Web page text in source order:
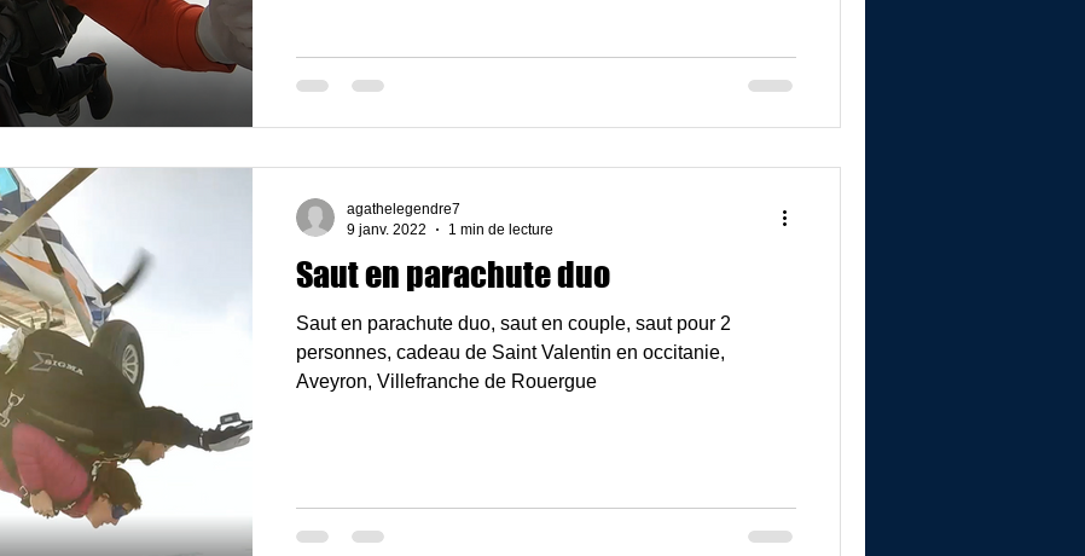
Saut en parachute duo
Saut en parachute duo, saut en couple, saut pour 2
personnes, cadeau de Saint Valentin en occitanie,
Aveyron, Villefranche de Rouergue
agathelegendre7
9 janv. 2022
1 min de lecture